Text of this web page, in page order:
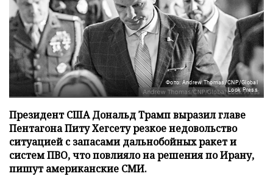
Фото: Andrew Thomas/CNP/Global
Look Press
Президент США Дональд Трамп выразил главе
Пентагона Питу Хегсету резкое недовольство
ситуацией с запасами дальнобойных ракет и
систем ПВО, что повлияло на решения по Ирану,
пишут американские СМИ.